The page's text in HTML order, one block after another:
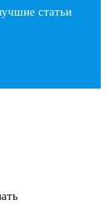
статьи